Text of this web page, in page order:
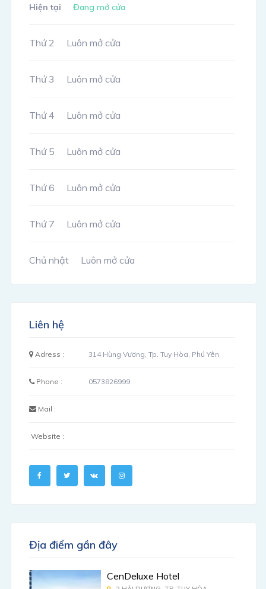
Hiện tại Đang mở cửa
Thứ 2 Luôn mở cửa
Thứ 3 Luôn mở cửa
Thứ 4 Luôn mở cửa
Thứ 5 Luôn mở cửa
Thứ 6 Luôn mở cửa
Thứ 7 Luôn mở cửa
Chủ nhật Luôn mở cửa
Liên hệ
Adress : 314 Hùng Vương, Tp. Tuy Hòa, Phú Yên
Phone : 0573826999
Mail :
Website :
Địa điểm gần đây
CenDeluxe Hotel